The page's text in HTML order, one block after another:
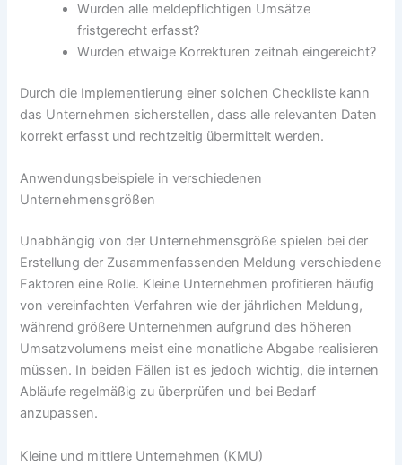
Wurden alle meldepflichtigen Umsätze
fristgerecht erfasst?
Wurden etwaige Korrekturen zeitnah eingereicht?
Durch die Implementierung einer solchen Checkliste kann
das Unternehmen sicherstellen, dass alle relevanten Daten
korrekt erfasst und rechtzeitig übermittelt werden.
Anwendungsbeispiele in verschiedenen
Unternehmensgrößen
Unabhängig von der Unternehmensgröße spielen bei der
Erstellung der Zusammenfassenden Meldung verschiedene
Faktoren eine Rolle. Kleine Unternehmen profitieren häufig
von vereinfachten Verfahren wie der jährlichen Meldung,
während größere Unternehmen aufgrund des höheren
Umsatzvolumens meist eine monatliche Abgabe realisieren
müssen. In beiden Fällen ist es jedoch wichtig, die internen
Abläufe regelmäßig zu überprüfen und bei Bedarf
anzupassen.
Kleine und mittlere Unternehmen (KMU)